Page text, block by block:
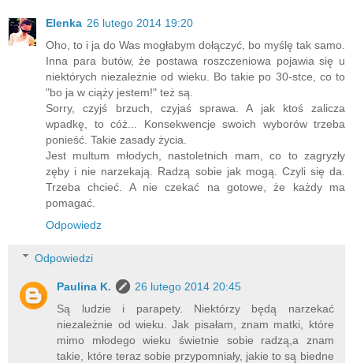
Elenka 26 lutego 2014 19:20
Oho, to i ja do Was mogłabym dołączyć, bo myślę tak samo.
Inna para butów, że postawa roszczeniowa pojawia się u
niektórych niezależnie od wieku. Bo takie po 30-stce, co to
"bo ja w ciąży jestem!" też są.
Sorry, czyjś brzuch, czyjaś sprawa. A jak ktoś zalicza
wpadkę, to cóż... Konsekwencje swoich wyborów trzeba
ponieść. Takie zasady życia.
Jest multum młodych, nastoletnich mam, co to zagryzły
zęby i nie narzekają. Radzą sobie jak mogą. Czyli się da.
Trzeba chcieć. A nie czekać na gotowe, że każdy ma
pomagać.
Odpowiedz
Odpowiedzi
Paulina K.
26 lutego 2014 20:45
Są ludzie i parapety. Niektórzy będą narzekać
niezależnie od wieku. Jak pisałam, znam matki, które
mimo młodego wieku świetnie sobie radzą,a znam
takie, które teraz sobie przypomniały, jakie to są biedne